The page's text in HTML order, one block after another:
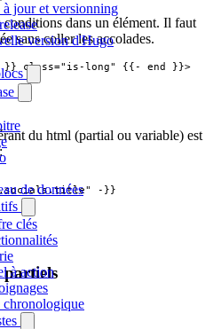
à jour et versionning
version d'Hugo
de données
clés
à action
chronologique
dans un élément. Il faut
sans coller les accolades.
}} class="is-long" {{- end }}>
du html (partial ou variable) est
-}}
partiels